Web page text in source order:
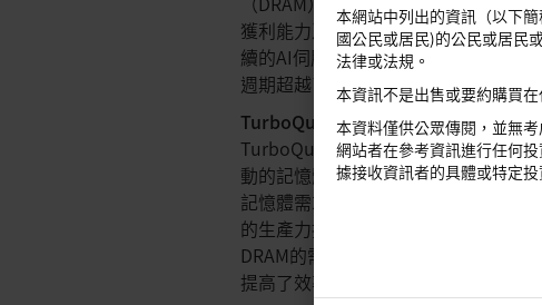
獲利能力及資本投資。本次週期可望
續的AI伺服器建置，以及系統中
週期超越了目前的預期。
TurboQuant是否對記憶體超級週期
TurboQuant（AI推理壓缩算法），
動的記憶體超級週期，因為它主要提
記憶體需求。儘管該技術可以壓縮執
的生產力提升更可能加速AI應用普及
DRAM的需求。因此，TurboQuant更
提高了效率但並未消除核心記憶體需求
本網站中列出的資訊（以下
國公民或居民)的公民或居民
法律或法規。
本資訊不是出售或要約購買
本資料僅供公眾傳閱，並無
網站者在參考資訊進行任何
據接收資訊者的具體或特定